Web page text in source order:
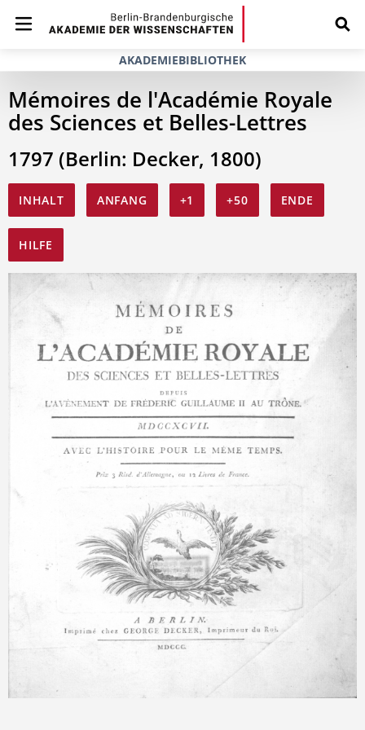
AKADEMIEBIBLIOTHEK
Mémoires de l'Académie Royale
des Sciences et Belles-Lettres
1797 (Berlin: Decker, 1800)
INHALT ANFANG +1 +50 ENDE
HILFE